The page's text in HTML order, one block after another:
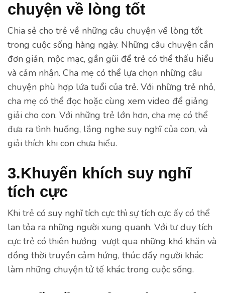
chuyện về lòng tốt
Chia sẻ cho trẻ về những câu chuyện về lòng tốt
trong cuộc sống hàng ngày. Những câu chuyện cần
đơn giản, mộc mạc, gần gũi để trẻ có thể thấu hiểu
và cảm nhận. Cha mẹ có thể lựa chọn những câu
chuyện phù hợp lứa tuổi của trẻ. Với những trẻ nhỏ,
cha mẹ có thể đọc hoặc cùng xem video để giảng
giải cho con. Với những trẻ lớn hơn, cha mẹ có thể
đưa ra tình huống, lắng nghe suy nghĩ của con, và
giải thích khi con chưa hiểu.
3.Khuyến khích suy nghĩ
tích cực
Khi trẻ có suy nghĩ tích cực thì sự tích cực ấy có thể
lan tỏa ra những người xung quanh. Với tư duy tích
cực trẻ có thiên hướng vượt qua những khó khăn và
đồng thời truyền cảm hứng, thúc đẩy người khác
làm những chuyện tử tế khác trong cuộc sống.